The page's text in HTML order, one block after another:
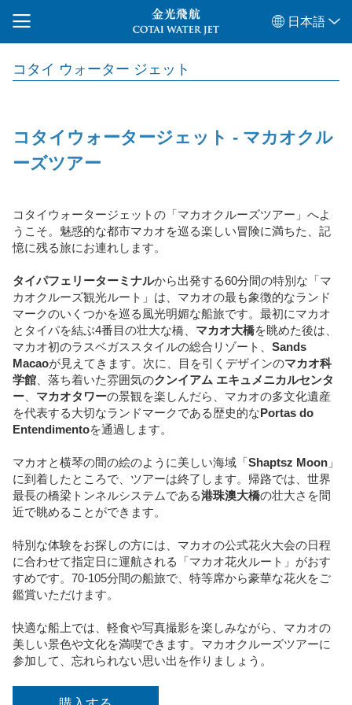
日本語
コタイ ウォーター ジェット
コタイウォータージェット - マカオクル
ーズツアー
コタイウォータージェットの「マカオクルーズツアー」へよ
うこそ。魅惑的な都市マカオを巡る楽しい冒険に満ちた、記
憶に残る旅にお連れします。
タイパフェリーターミナルから出発する60分間の特別な「マ
カオクルーズ観光ルート」は、マカオの最も象徴的なランド
マークのいくつかを巡る風光明媚な船旅です。最初にマカオ
とタイパを結ぶ4番目の壮大な橋、 マカオ大橋を眺めた後は、
マカオ初のラスベガススタイルの総合リゾート、 Sands
Macaoが見えてきます。次に、目を引くデザインのマカオ科
学館 、落ち着いた雰囲気のクンイアム エキュメニカルセンタ
ー
マカオタワーの景観を楽しんだら、マカオの多文化遺産
を代表する大切なランドマークである歴史的な Portas do
Entendimentoを通過します。
マカオと横琴の間の絵のように美しい海域「 Shaptsz Moon 」
に到着したところで、ツアーは終了します。帰路では、世界
最長の橋梁トンネルシステムである港珠澳大橋の壮大さを間
近で眺めることができます。
特別な体験をお探しの方には、マカオの公式花火大会の日程
に合わせて指定日に運航される「マカオ花火ルート」がおす
すめです。70-105分間の船旅で、特等席から豪華な花火をご
鑑賞いただけます。
快適な船上では、軽食や写真撮影を楽しみながら、マカオの
美しい景色や文化を満喫できます。マカオクルーズツアーに
参加して、忘れられない思い出を作りましょう。